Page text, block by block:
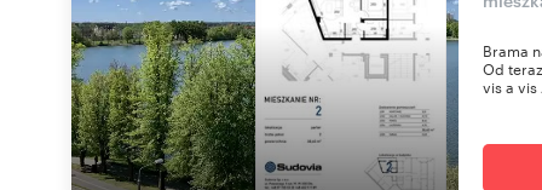
Brama
Od
vis a vis